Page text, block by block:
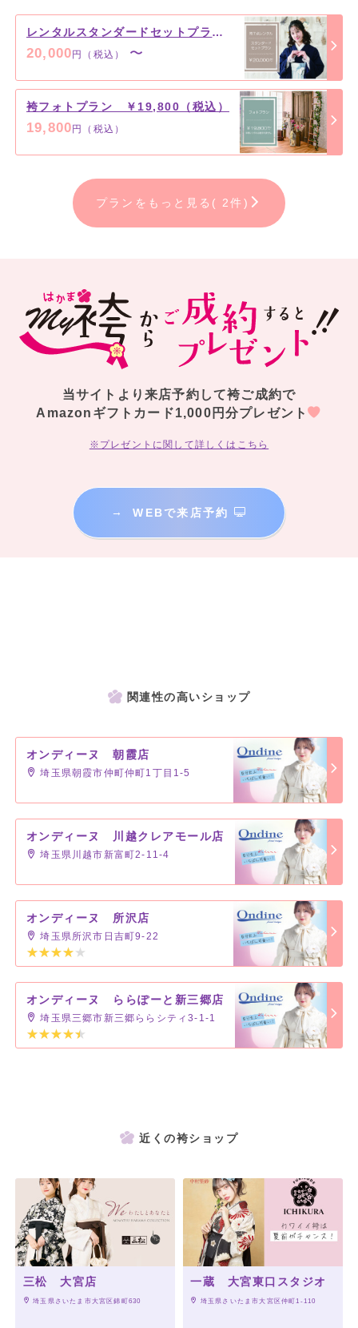
レンタルスタンダードセットプラン ￥20,000（税込）～
20,000円（税込） 〜
袴フォトプラン ￥19,800（税込）
19,800円（税込）
プランをもっと見る( 2件)
当サイトより来店予約して袴ご成約で
Amazonギフトカード1,000円分プレゼント
※プレゼントに関して詳しくはこちら
→ WEBで来店予約
関連性の高いショップ
オンディーヌ 朝霞店
埼玉県朝霞市仲町仲町1丁目1-5
オンディーヌ 川越クレアモール店
埼玉県川越市新富町2-11-4
オンディーヌ 所沢店
埼玉県所沢市日吉町9-22
オンディーヌ ららぽーと新三郷店
埼玉県三郷市新三郷ららシティ3-1-1
近くの袴ショップ
三松 大宮店
埼玉県さいたま市大宮区錦町630
一蔵 大宮東口スタジオ
埼玉県さいたま市大宮区仲町1-110